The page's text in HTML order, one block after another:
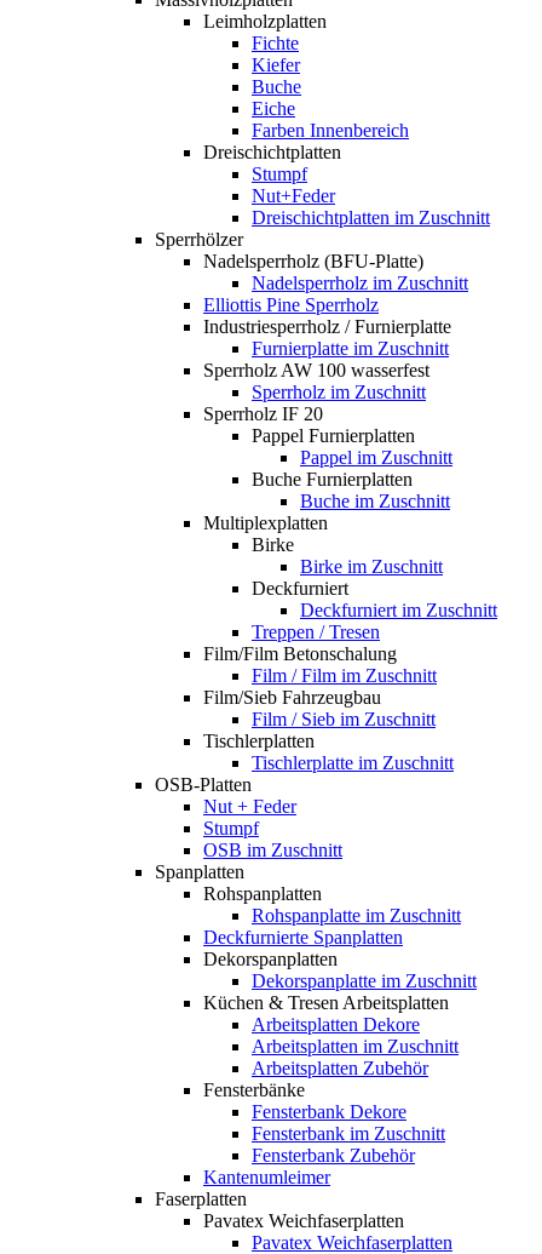
Leimholzplatten
Fichte
Kiefer
Buche
Eiche
Farben Innenbereich
Dreischichtplatten
Stumpf
Nut+Feder
Dreischichtplatten im Zuschnitt
Sperrhölzer
Nadelsperrholz (BFU-Platte)
Nadelsperrholz im Zuschnitt
Elliottis Pine Sperrholz
Industriesperrholz / Furnierplatte
Furnierplatte im Zuschnitt
Sperrholz AW 100 wasserfest
Sperrholz im Zuschnitt
Sperrholz IF 20
Pappel Furnierplatten
Pappel im Zuschnitt
Buche Furnierplatten
Buche im Zuschnitt
Multiplexplatten
Birke
Birke im Zuschnitt
Deckfurniert
Deckfurniert im Zuschnitt
Treppen / Tresen
Film/Film Betonschalung
Film / Film im Zuschnitt
Film/Sieb Fahrzeugbau
Film / Sieb im Zuschnitt
Tischlerplatten
Tischlerplatte im Zuschnitt
OSB-Platten
Nut + Feder
Stumpf
OSB im Zuschnitt
Spanplatten
Rohspanplatten
Rohspanplatte im Zuschnitt
Deckfurnierte Spanplatten
Dekorspanplatten
Dekorspanplatte im Zuschnitt
Küchen & Tresen Arbeitsplatten
Arbeitsplatten Dekore
Arbeitsplatten im Zuschnitt
Arbeitsplatten Zubehör
Fensterbänke
Fensterbank Dekore
Fensterbank im Zuschnitt
Fensterbank Zubehör
Kantenumleimer
Faserplatten
Pavatex Weichfaserplatten
Pavatex Weichfaserplatten